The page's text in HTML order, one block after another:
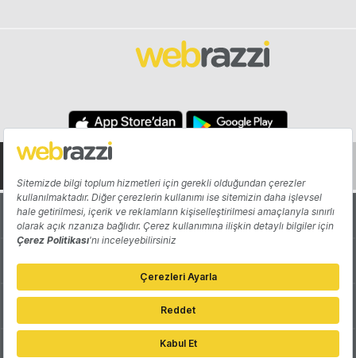
Hakkında Yazarlar
Katkıda Bulun Reklam